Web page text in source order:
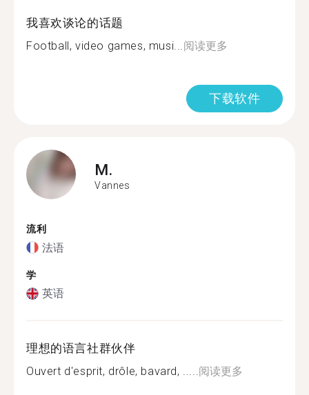
我喜欢谈论的话题
Football, video games, musi...阅读更多
下载软件
M.
Vannes
流利
法语
学
英语
理想的语言社群伙伴
Ouvert d'esprit, drôle, bavard, .....阅读更多